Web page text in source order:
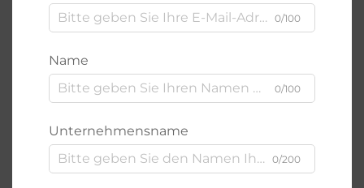
0/100
Name
0/100
Unternehmensname
0/200